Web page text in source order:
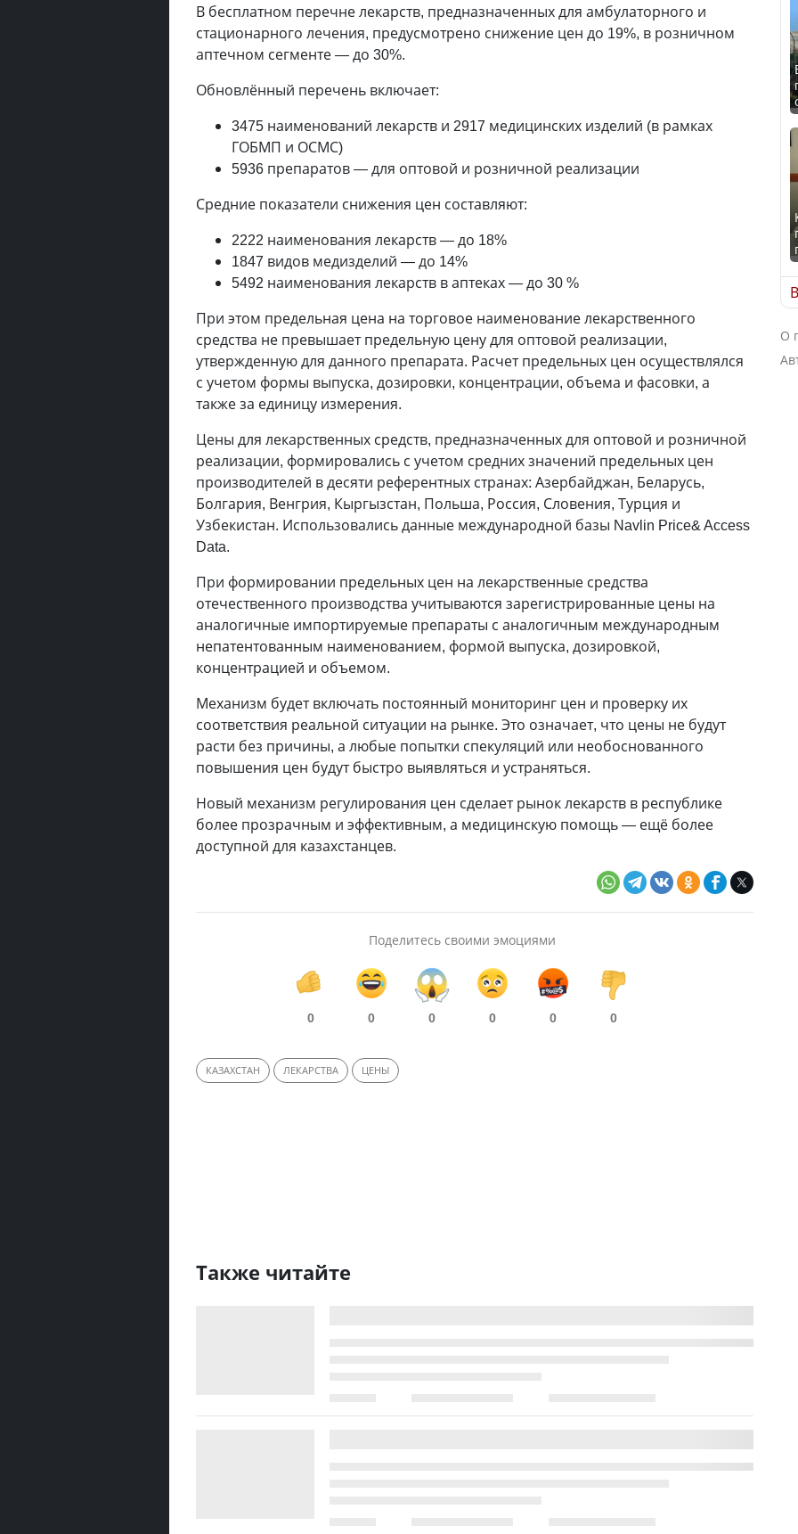
В бесплатном перечне лекарств, предназначенных для амбулаторного и
стационарного лечения, предусмотрено снижение цен до 19%, в розничном
аптечном сегменте — до 30%.
Обновлённый перечень включает:
3475 наименований лекарств и 2917 медицинских изделий (в рамках
ГОБМП и ОСМС)
5936 препаратов — для оптовой и розничной реализации
Средние показатели снижения цен составляют:
2222 наименования лекарств — до 18%
1847 видов медизделий — до 14%
5492 наименования лекарств в аптеках — до 30 %
При этом предельная цена на торговое наименование лекарственного
средства не превышает предельную цену для оптовой реализации,
утвержденную для данного препарата. Расчет предельных цен осуществлялся
с учетом формы выпуска, дозировки, концентрации, объема и фасовки, а
также за единицу измерения.
Цены для лекарственных средств, предназначенных для оптовой и розничной
реализации, формировались с учетом средних значений предельных цен
производителей в десяти референтных странах: Азербайджан, Беларусь,
Болгария, Венгрия, Кыргызстан, Польша, Россия, Словения, Турция и
Узбекистан. Использовались данные международной базы Navlin Price& Access
Data.
При формировании предельных цен на лекарственные средства
отечественного производства учитываются зарегистрированные цены на
аналогичные импортируемые препараты с аналогичным международным
непатентованным наименованием, формой выпуска, дозировкой,
концентрацией и объемом.
Механизм будет включать постоянный мониторинг цен и проверку их
соответствия реальной ситуации на рынке. Это означает, что цены не будут
расти без причины, а любые попытки спекуляций или необоснованного
повышения цен будут быстро выявляться и устраняться.
Новый механизм регулирования цен сделает рынок лекарств в республике
более прозрачным и эффективным, а медицинскую помощь — ещё более
доступной для казахстанцев.
Поделитесь своими эмоциями
0 0 0 0 0 0
КАЗАХСТАН ЛЕКАРСТВА ЦЕНЫ
Также читайте
О